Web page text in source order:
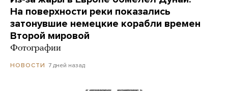
На поверхности реки показались
затонувшие немецкие корабли времен
Второй мировой
Фотографии
НОВОСТИ 7 дней назад